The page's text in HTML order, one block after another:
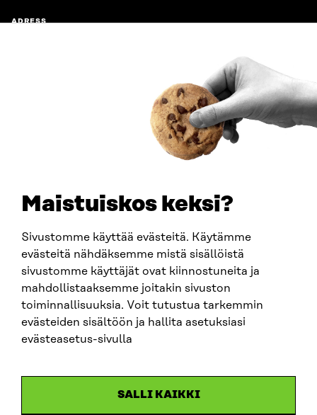
Maistuiskos keksi?
Sivustomme käyttää evästeitä. Käytämme
evästeitä nähdäksemme mistä sisällöistä
sivustomme käyttäjät ovat kiinnostuneita ja
mahdollistaaksemme joitakin sivuston
toiminnallisuuksia. Voit tutustua tarkemmin
evästeiden sisältöön ja hallita asetuksiasi
evästeasetus-sivulla
SALLI KAIKKI
ADRESS
fornamn.efternamn@sitra.fi
SITRA PÅ SOCIALA MEDIER
LinkedIn
Instagram
YouTube